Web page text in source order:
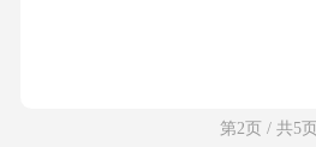
第2页 / 共5